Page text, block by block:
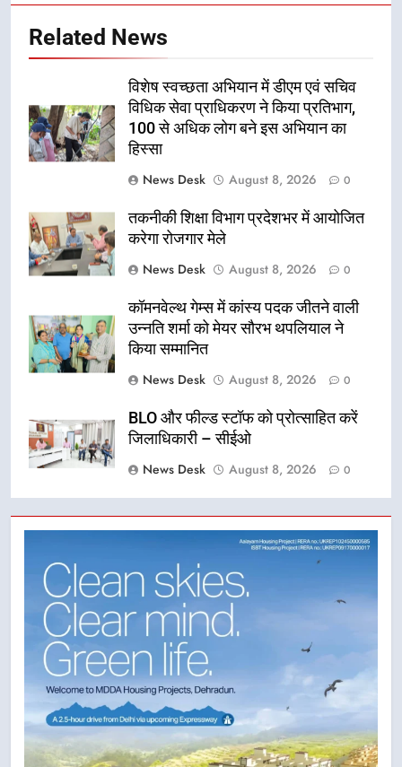
Related News
विशेष स्वच्छता अभियान में डीएम एवं सचिव
विधिक सेवा प्राधिकरण ने किया प्रतिभाग,
100 से अधिक लोग बने इस अभियान का
हिस्सा
News Desk
August 8, 2026 0
तकनीकी शिक्षा विभाग प्रदेशभर में आयोजित
करेगा रोजगार मेले
News Desk
August 8, 2026 0
कॉमनवेल्थ गेम्स में कांस्य पदक जीतने वाली
उन्नति शर्मा को मेयर सौरभ थपलियाल ने
किया सम्मानित
News Desk
August 8, 2026 0
BLO और फील्ड स्टॉफ को प्रोत्साहित करें
जिलाधिकारी – सीईओ
News Desk
August 8, 2026 0